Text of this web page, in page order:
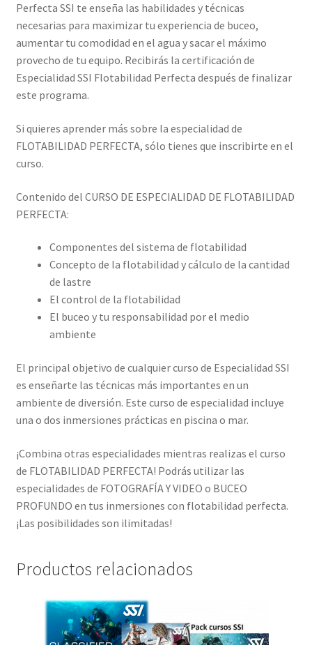
Perfecta SSI te enseña las habilidades y técnicas
necesarias para maximizar tu experiencia de buceo,
aumentar tu comodidad en el agua y sacar el máximo
provecho de tu equipo. Recibirás la certificación de
Especialidad SSI Flotabilidad Perfecta después de finalizar
este programa.
Si quieres aprender más sobre la especialidad de
FLOTABILIDAD PERFECTA, sólo tienes que inscribirte en el
curso.
Contenido del CURSO DE ESPECIALIDAD DE FLOTABILIDAD
PERFECTA:
Componentes del sistema de flotabilidad
Concepto de la flotabilidad y cálculo de la cantidad
de lastre
El control de la flotabilidad
El buceo y tu responsabilidad por el medio
ambiente
El principal objetivo de cualquier curso de Especialidad SSI
es enseñarte las técnicas más importantes en un
ambiente de diversión. Este curso de especialidad incluye
una o dos inmersiones prácticas en piscina o mar.
¡Combina otras especialidades mientras realizas el curso
de FLOTABILIDAD PERFECTA! Podrás utilizar las
especialidades de FOTOGRAFÍA Y VIDEO o BUCEO
PROFUNDO en tus inmersiones con flotabilidad perfecta.
¡Las posibilidades son ilimitadas!
Productos relacionados